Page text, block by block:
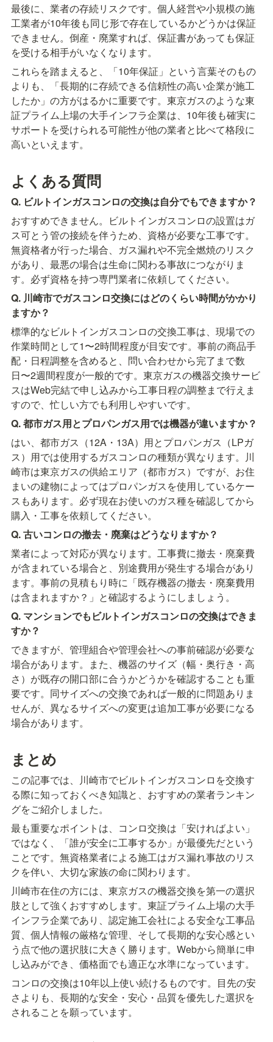
最後に、業者の存続リスクです。個人経営や小規模の施
工業者が10年後も同じ形で存在しているかどうかは保証
できません。倒産・廃業すれば、保証書があっても保証
を受ける相手がいなくなります。
これらを踏まえると、「10年保証」という言葉そのもの
よりも、「長期的に存続できる信頼性の高い企業が施工
したか」の方がはるかに重要です。東京ガスのような東
証プライム上場の大手インフラ企業は、10年後も確実に
サポートを受けられる可能性が他の業者と比べて格段に
高いといえます。
よくある質問
Q. ビルトインガスコンロの交換は自分でもできますか？
おすすめできません。ビルトインガスコンロの設置はガ
ス可とう管の接続を伴うため、資格が必要な工事です。
無資格者が行った場合、ガス漏れや不完全燃焼のリスク
があり、最悪の場合は生命に関わる事故につながりま
す。必ず資格を持つ専門業者に依頼してください。
Q. 川崎市でガスコンロ交換にはどのくらい時間がかかり
ますか？
標準的なビルトインガスコンロの交換工事は、現場での
作業時間として1〜2時間程度が目安です。事前の商品手
配・日程調整を含めると、問い合わせから完了まで数
日〜2週間程度が一般的です。東京ガスの機器交換サービ
スはWeb完結で申し込みから工事日程の調整まで行えま
すので、忙しい方でも利用しやすいです。
Q. 都市ガス用とプロパンガス用では機器が違いますか？
はい、都市ガス（12A・13A）用とプロパンガス（LPガ
ス）用では使用するガスコンロの種類が異なります。川
崎市は東京ガスの供給エリア（都市ガス）ですが、お住
まいの建物によってはプロパンガスを使用しているケー
スもあります。必ず現在お使いのガス種を確認してから
購入・工事を依頼してください。
Q. 古いコンロの撤去・廃棄はどうなりますか？
業者によって対応が異なります。工事費に撤去・廃棄費
が含まれている場合と、別途費用が発生する場合があり
ます。事前の見積もり時に「既存機器の撤去・廃棄費用
は含まれますか？」と確認するようにしましょう。
Q. マンションでもビルトインガスコンロの交換はできま
すか？
できますが、管理組合や管理会社への事前確認が必要な
場合があります。また、機器のサイズ（幅・奥行き・高
さ）が既存の開口部に合うかどうかを確認することも重
要です。同サイズへの交換であれば一般的に問題ありま
せんが、異なるサイズへの変更は追加工事が必要になる
場合があります。
まとめ
この記事では、川崎市でビルトインガスコンロを交換す
る際に知っておくべき知識と、おすすめの業者ランキン
グをご紹介しました。
最も重要なポイントは、コンロ交換は「安ければよい」
ではなく、「誰が安全に工事するか」が最優先だという
ことです。無資格業者による施工はガス漏れ事故のリス
クを伴い、大切な家族の命に関わります。
川崎市在住の方には、東京ガスの機器交換を第一の選択
肢として強くおすすめします。東証プライム上場の大手
インフラ企業であり、認定施工会社による安全な工事品
質、個人情報の厳格な管理、そして長期的な安心感とい
う点で他の選択肢に大きく勝ります。Webから簡単に申
し込みができ、価格面でも適正な水準になっています。
コンロの交換は10年以上使い続けるものです。目先の安
さよりも、長期的な安全・安心・品質を優先した選択を
されることを願っています。